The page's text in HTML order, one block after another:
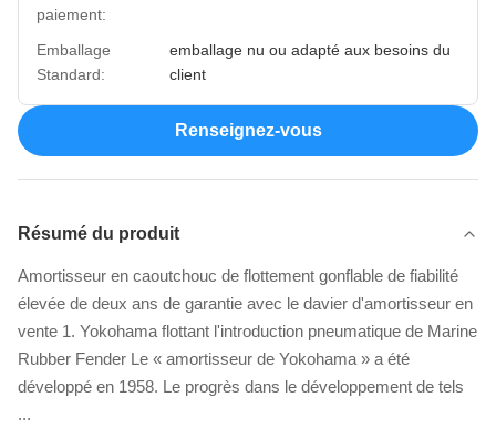
paiement:
Emballage
Standard:
emballage nu ou adapté aux besoins du
client
Renseignez-vous
Résumé du produit
Amortisseur en caoutchouc de flottement gonflable de fiabilité
élevée de deux ans de garantie avec le davier d'amortisseur en
vente 1. Yokohama flottant l'introduction pneumatique de Marine
Rubber Fender Le « amortisseur de Yokohama » a été
développé en 1958. Le progrès dans le développement de tels
...